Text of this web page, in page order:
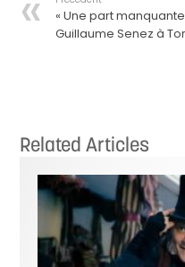
« Une part
Guillaume Senez à
Related Articles